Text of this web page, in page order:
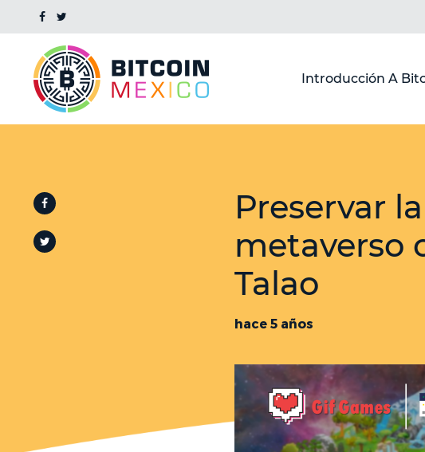
Introducción A
Preservar
metaverso
Talao
hace 5 años